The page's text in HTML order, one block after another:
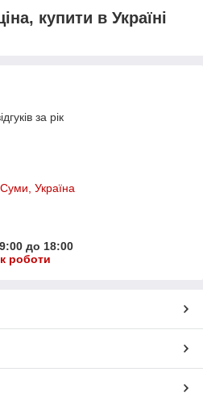
купити в Україні
за рік
Україна
до 18:00
роботи